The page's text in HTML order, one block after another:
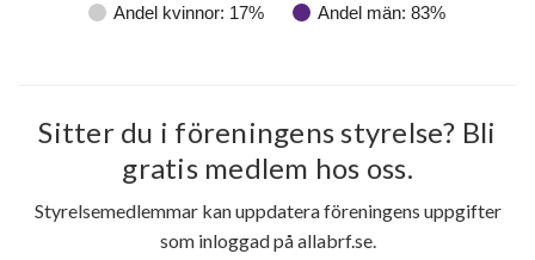
Andel kvinnor: 17% Andel män: 83%
Sitter du i föreningens styrelse? Bli
gratis medlem hos oss.
Styrelsemedlemmar kan uppdatera föreningens uppgifter
som inloggad på allabrf.se.